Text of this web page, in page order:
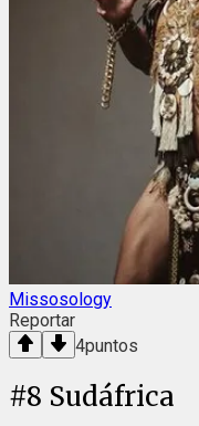
Missosology
Reportar
4puntos
#8 Sudáfrica